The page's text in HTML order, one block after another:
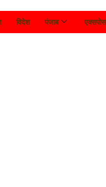
विदेश पंजाब एक्सपोस